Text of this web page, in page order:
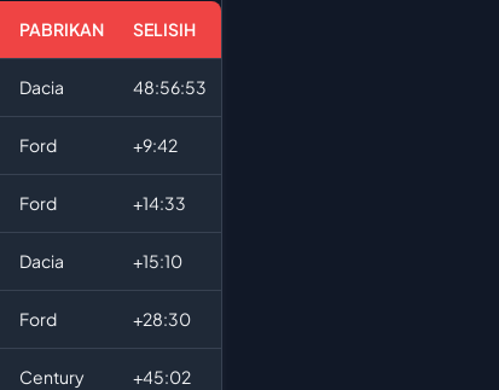
PABRIKAN SELISIH
Dacia 48:56:53
Ford +9:42
Ford +14:33
Dacia +15:10
Ford +28:30
Century +45:02